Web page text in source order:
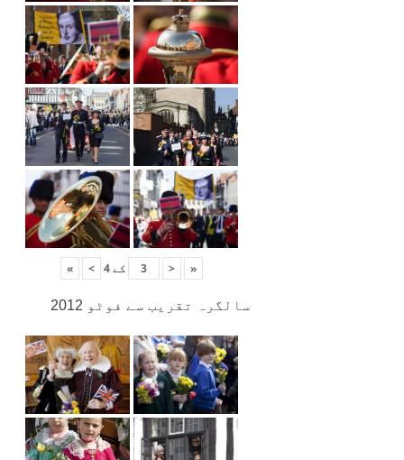
«
< کے4
>
»
سالگرہ تقریب سے فوٹو 2012